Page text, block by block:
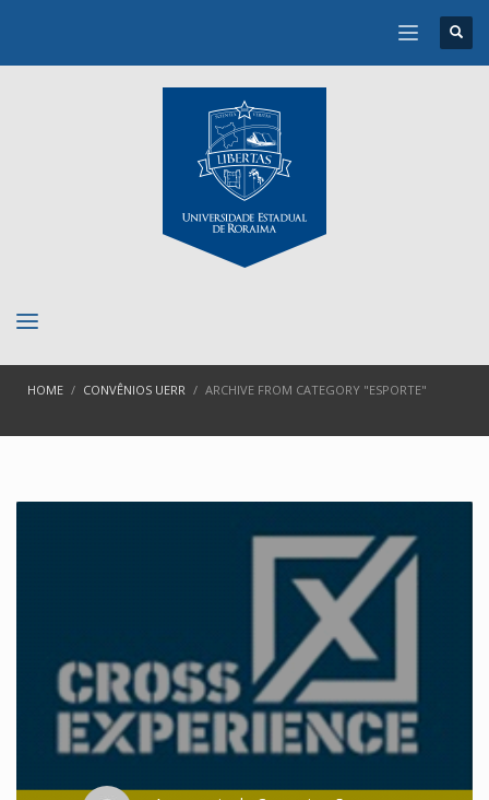
HOME CONVÊNIOS UERR ARCHIVE FROM CATEGORY "ESPORTE"